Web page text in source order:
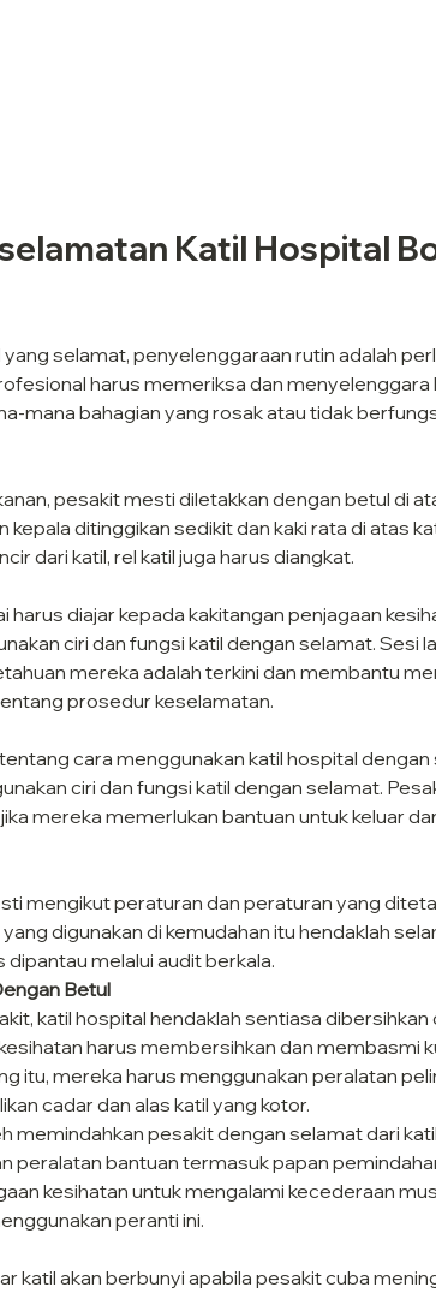
Katil Hospital
selamat, penyelenggaraan rutin adalah
harus memeriksa dan menyelenggara
mana bahagian yang rosak atau tidak
pesakit mesti diletakkan dengan betul di
ditinggikan sedikit dan kaki rata di atas
dari katil, rel katil juga harus diangkat.
diajar kepada kakitangan penjagaan
ciri dan fungsi katil dengan selamat. Sesi
mereka adalah terkini dan membantu
prosedur keselamatan.
cara menggunakan katil hospital dengan
ciri dan fungsi katil dengan selamat.
mereka memerlukan bantuan untuk keluar
mengikut peraturan dan peraturan yang
digunakan di kemudahan itu hendaklah
melalui audit berkala.
Betul
katil hospital hendaklah sentiasa dibersihkan
harus membersihkan dan membasmi
itu, mereka harus menggunakan peralatan
cadar dan alas katil yang kotor.
memindahkan pesakit dengan selamat dari
peralatan bantuan termasuk papan
kesihatan untuk mengalami kecederaan
peranti ini.
katil akan berbunyi apabila pesakit cuba